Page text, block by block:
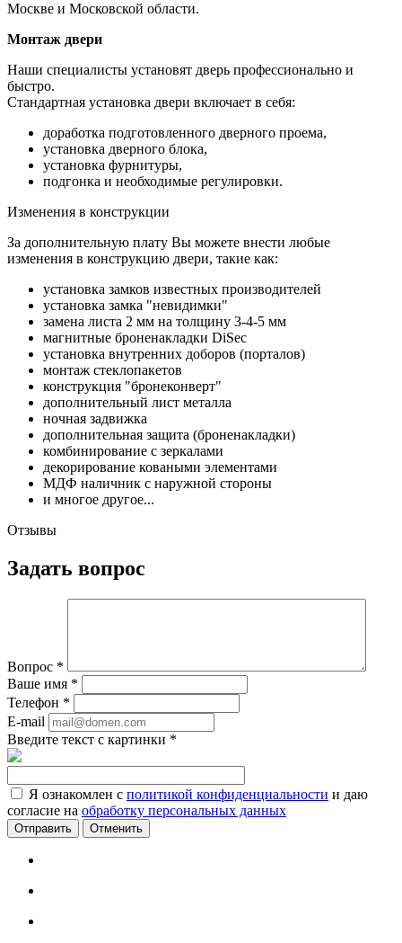
Москве и Московской области.
Монтаж двери
Наши специалисты установят дверь профессионально и
быстро.
Стандартная установка двери включает в себя:
доработка подготовленного дверного проема,
установка дверного блока,
установка фурнитуры,
подгонка и необходимые регулировки.
Изменения в конструкции
За дополнительную плату Вы можете внести любые
изменения в конструкцию двери, такие как:
установка замков известных производителей
установка замка "невидимки"
замена листа 2 мм на толщину 3-4-5 мм
магнитные броненакладки DiSec
установка внутренних доборов (порталов)
монтаж стеклопакетов
конструкция "бронеконверт"
дополнительный лист металла
ночная задвижка
дополнительная защита (броненакладки)
комбинирование с зеркалами
декорирование коваными элементами
МДФ наличник с наружной стороны
и многое другое...
Отзывы
Задать вопрос
Вопрос *
Ваше имя *
Телефон *
E-mail
Введите текст с картинки *
Я ознакомлен с политикой конфиденциальности и даю
согласие на обработку персональных данных
Отменить